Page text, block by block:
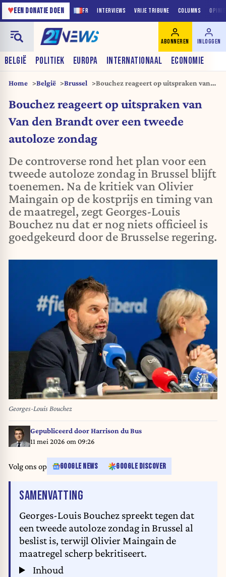
FR INTERVIEWS VRIJE TRIBUNE COLUMNS
♥EEN DONATIE DOEN
BELGIË POLITIEK EUROPA INTERNATIONAAL ECONOMIE
ABONNEREN INLOGGEN
Home België Brussel
Bouchez reageert op uitspraken van
autoloze zondag
Bouchez reageert op uitspraken van
Van den Brandt over een tweede
autoloze zondag
De controverse rond het plan voor een
tweede autoloze zondag in Brussel blijft
toenemen. Na de kritiek van Olivier
Maingain op de kostprijs en timing van
de maatregel, zegt Georges-Louis
Bouchez nu dat er nog niets officieel is
goedgekeurd door de Brusselse regering.
Georges-Louis Bouchez
Gepubliceerd doorHarrison du Bus
11 mei 2026 om 09:26
Volg ons op GOOGLE NEWS GOOGLE DISCOVER
SAMENVATTING
Georges-Louis Bouchez spreekt tegen dat
een tweede autoloze zondag in Brussel al
beslist is, terwijl Olivier Maingain de
maatregel scherp bekritiseert.
Inhoud